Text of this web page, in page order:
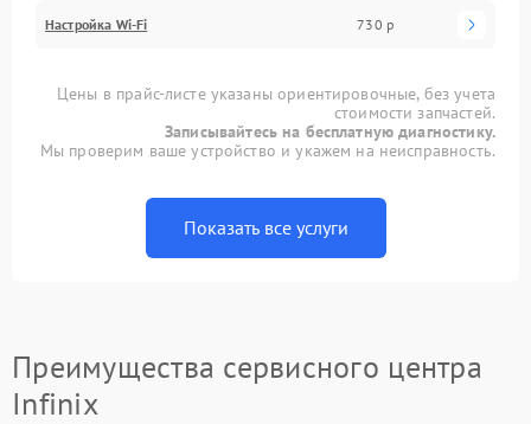
Настройка Wi-Fi 730 р
Цены в прайс-листе указаны ориентировочные, без учета
стоимости запчастей.
Записывайтесь на бесплатную диагностику.
Мы проверим ваше устройство и укажем на неисправность.
Показать все услуги
Преимущества сервисного центра
Infinix